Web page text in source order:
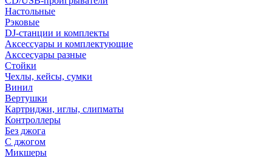
Настольные
Рэковые
DJ-станции и комплекты
Аксессуары и комплектующие
Акссесуары разные
Стойки
Чехлы, кейсы, сумки
Винил
Вертушки
Картриджи, иглы, слипматы
Контроллеры
Без джога
С джогом
Микшеры